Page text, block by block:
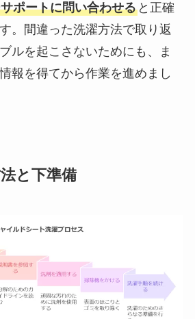
ポートに問い合わせると正確
。間違った洗濯方法で取り返
ルを起こさないためにも、ま
報を得てから作業を進めまし
と下準備